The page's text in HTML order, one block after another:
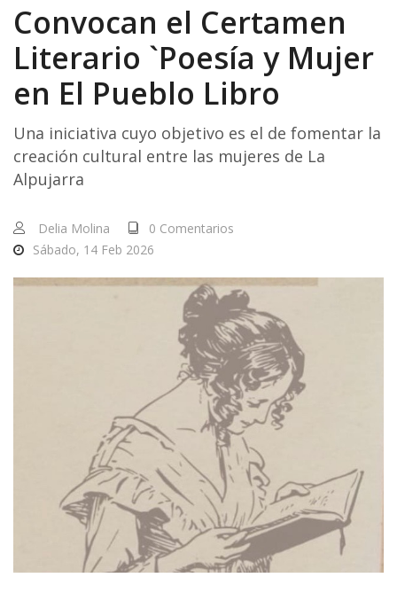
Convocan el Certamen
Literario `Poesía y Mujer
en El Pueblo Libro
Una iniciativa cuyo objetivo es el de fomentar la
creación cultural entre las mujeres de La
Alpujarra
Delia Molina
0 Comentarios
Sábado, 14 Feb 2026